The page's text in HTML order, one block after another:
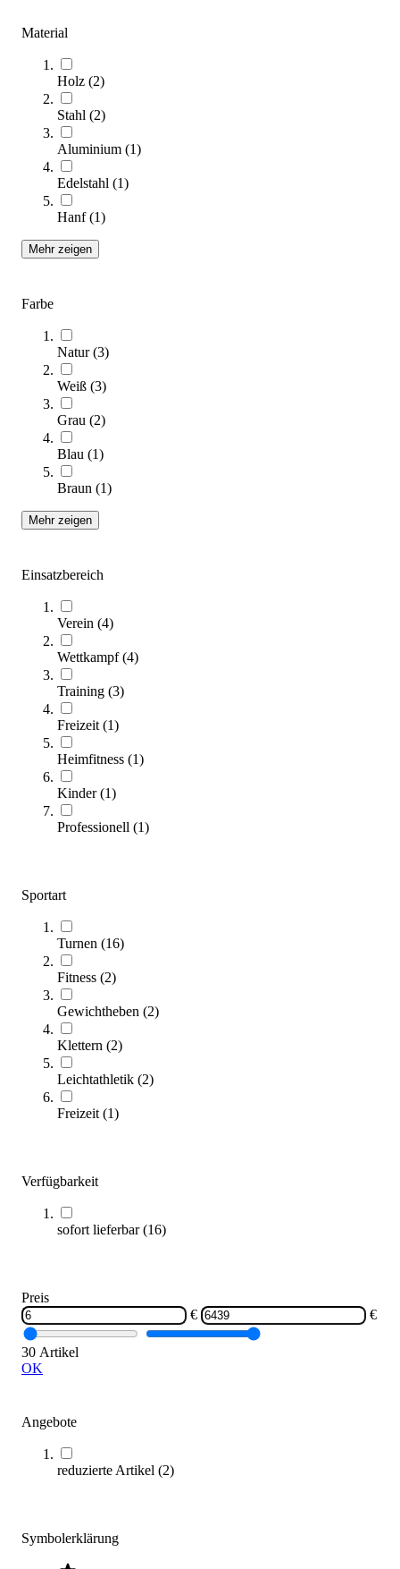
Material
Holz (2)
Stahl (2)
Aluminium (1)
Edelstahl (1)
Hanf(1)
Mehr zeigen
Farbe
Natur(3)
Weiß (3)
Grau (2)
Blau (1)
Braun (1)
Mehr zeigen
Einsatzbereich
Verein (4)
Wettkampf(4)
Training (3)
Freizeit (1)
Heimfitness (1)
Kinder(1)
Professionell (1)
Sportart
Turnen (16)
Fitness (2)
Gewichtheben (2)
Klettern (2)
Leichtathletik (2)
Freizeit (1)
Verfügbarkeit
sofort lieferbar(16)
Preis
€
€
30 Artikel
OK
Angebote
reduzierte Artikel (2)
Symbolerklärung
Kategorien & Filter
Sortieren nach
Zum Produkt
Sofort lieferbar
Sofort lieferbar
Sicherung für Kunstturnringe
18,40 €
Stellacht & Klappe für Schaukelseil
18,70 €
Zum Produkt
46,95 €